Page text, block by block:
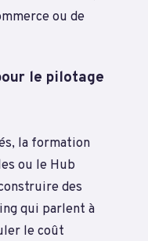
ou de
le pilotage
la formation
ou le Hub
des
qui parlent à
le coût